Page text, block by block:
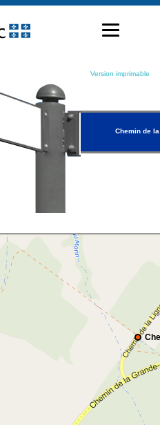
Version imprimable
Chemin de